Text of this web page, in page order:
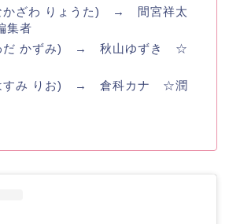
かざわ りょうた) → 間宮祥太
者
だ かずみ) → 秋山ゆずき ☆
すみ りお) → 倉科カナ ☆潤